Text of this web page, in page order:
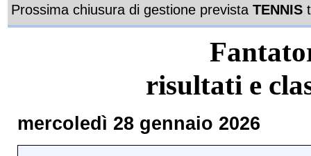
Prossima chiusura di gestione prevista TENNIS
risultati e
mercoledì 28 gennaio 2026